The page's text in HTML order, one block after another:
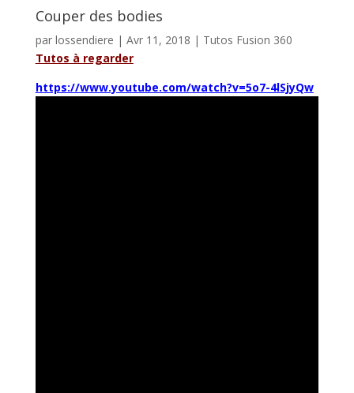
Couper des bodies
par lossendiere | Avr 11, 2018 | Tutos Fusion 360
Tutos à regarder
https://www.youtube.com/watch?v=5o7-4lSjyQw